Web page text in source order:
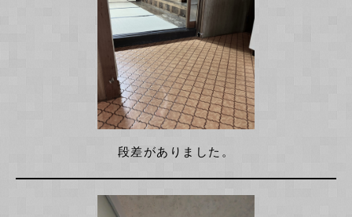
段差がありました。